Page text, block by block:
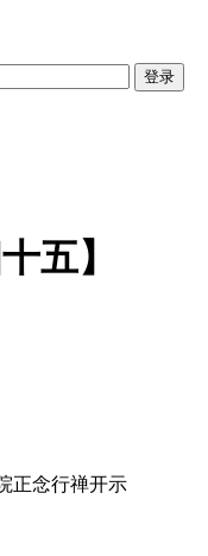
登录
五】
正念行禅开示